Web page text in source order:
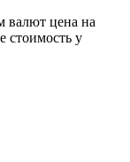
валют цена на
стоимость у